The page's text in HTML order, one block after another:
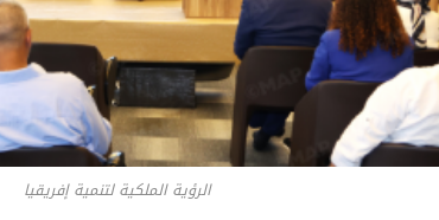
الرؤية الملكية لتنمية إفريقيا